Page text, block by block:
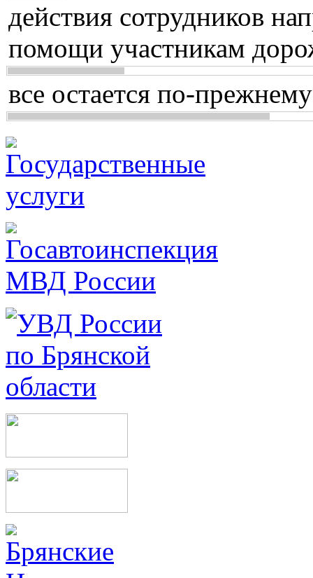
действия сотрудников
помощи участникам
все остается по-